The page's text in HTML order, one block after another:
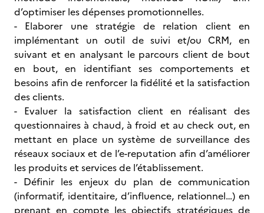
d’optimiser les dépenses promotionnelles.
- Elaborer une stratégie de relation client en
implémentant un outil de suivi et/ou CRM, en
suivant et en analysant le parcours client de bout
en bout, en identifiant ses comportements et
besoins afin de renforcer la fidélité et la satisfaction
des clients.
- Evaluer la satisfaction client en réalisant des
questionnaires à chaud, à froid et au check out, en
mettant en place un système de surveillance des
réseaux sociaux et de l’e-reputation afin d’améliorer
les produits et services de l’établissement.
- Définir les enjeux du plan de communication
(informatif, identitaire, d’influence, relationnel…) en
prenant en compte les objectifs stratégiques de